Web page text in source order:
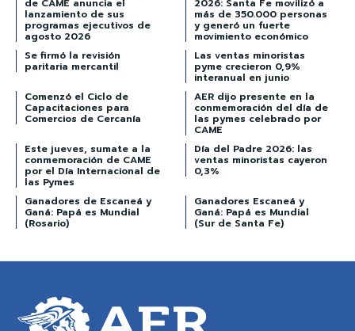
de CAME anuncia el
lanzamiento de sus
programas ejecutivos de
agosto 2026
2026: Santa Fe movilizó a
más de 350.000 personas
y generó un fuerte
movimiento económico
Se firmó la revisión
paritaria mercantil
Las ventas minoristas
pyme crecieron 0,9%
interanual en junio
Comenzó el Ciclo de
Capacitaciones para
Comercios de Cercanía
AER dijo presente en la
conmemoración del día de
las pymes celebrado por
CAME
Este jueves, sumate a la
conmemoración de CAME
por el Día Internacional de
las Pymes
Día del Padre 2026: las
ventas minoristas cayeron
0,3%
Ganadores de Escaneá y
Ganá: Papá es Mundial
(Rosario)
Ganadores Escaneá y
Ganá: Papá es Mundial
(Sur de Santa Fe)